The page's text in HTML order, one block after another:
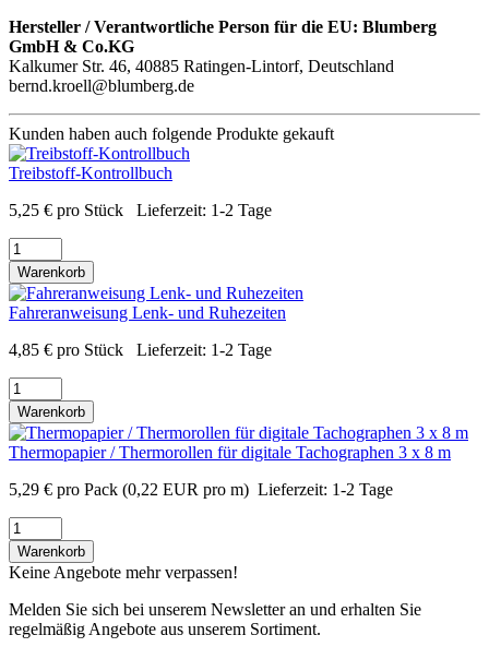
Hersteller / Verantwortliche Person für die EU: Blumberg
GmbH & Co.KG
Kalkumer Str. 46, 40885 Ratingen-Lintorf, Deutschland
bernd.kroell@blumberg.de
Kunden haben auch folgende Produkte gekauft
Treibstoff-Kontrollbuch
5,25 € pro Stück Lieferzeit: 1-2 Tage
Warenkorb
Fahreranweisung Lenk- und Ruhezeiten
4,85 € pro Stück Lieferzeit: 1-2 Tage
Warenkorb
Thermopapier / Thermorollen für digitale Tachographen 3 x 8 m
5,29 € pro Pack (0,22 EUR pro m) Lieferzeit: 1-2 Tage
Warenkorb
Keine Angebote mehr verpassen!
Melden Sie sich bei unserem Newsletter an und erhalten Sie
regelmäßig Angebote aus unserem Sortiment.